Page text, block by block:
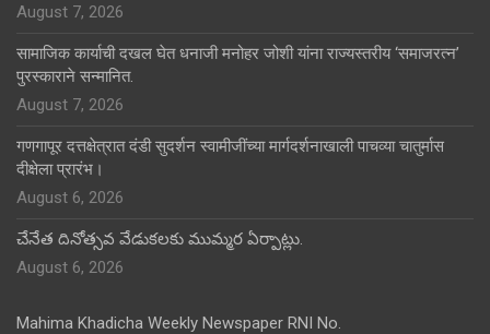
August 7, 2026
सामाजिक कार्याची दखल घेत धनाजी मनोहर जोशी यांना राज्यस्तरीय ‘समाजरत्न’
पुरस्काराने सन्मानित.
August 7, 2026
गणगापूर दत्तक्षेत्रात दंडी सुदर्शन स्वामीजींच्या मार्गदर्शनाखाली पाचव्या चातुर्मास
दीक्षेला प्रारंभ।
August 6, 2026
చేనేత దినోత్సవ వేడుకలకు ముమ్మర ఏర్పాట్లు.
August 6, 2026
Mahima Khadicha Weekly Newspaper RNI No.